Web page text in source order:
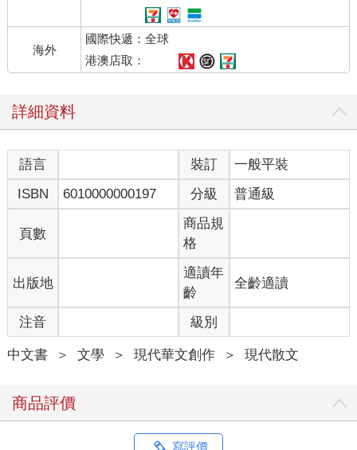
海外
國際快遞：全球
港澳店取：
詳細資料
語言 裝訂
一般平裝
ISBN
6010000000197 分級 普通級
頁數
商品規
格
出版地
適讀年
齡
全齡適讀
注音 級別
中文書 ＞ 文學 ＞ 現代華文創作 ＞ 現代散文
商品評價
寫評價